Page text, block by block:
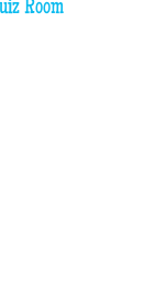
Room